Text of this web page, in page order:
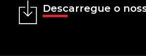
Descarregue o